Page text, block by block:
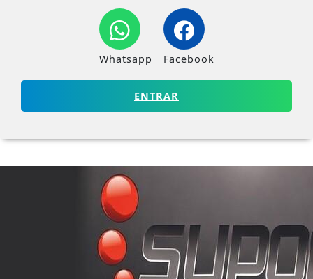
Whatsapp Facebook
ENTRAR